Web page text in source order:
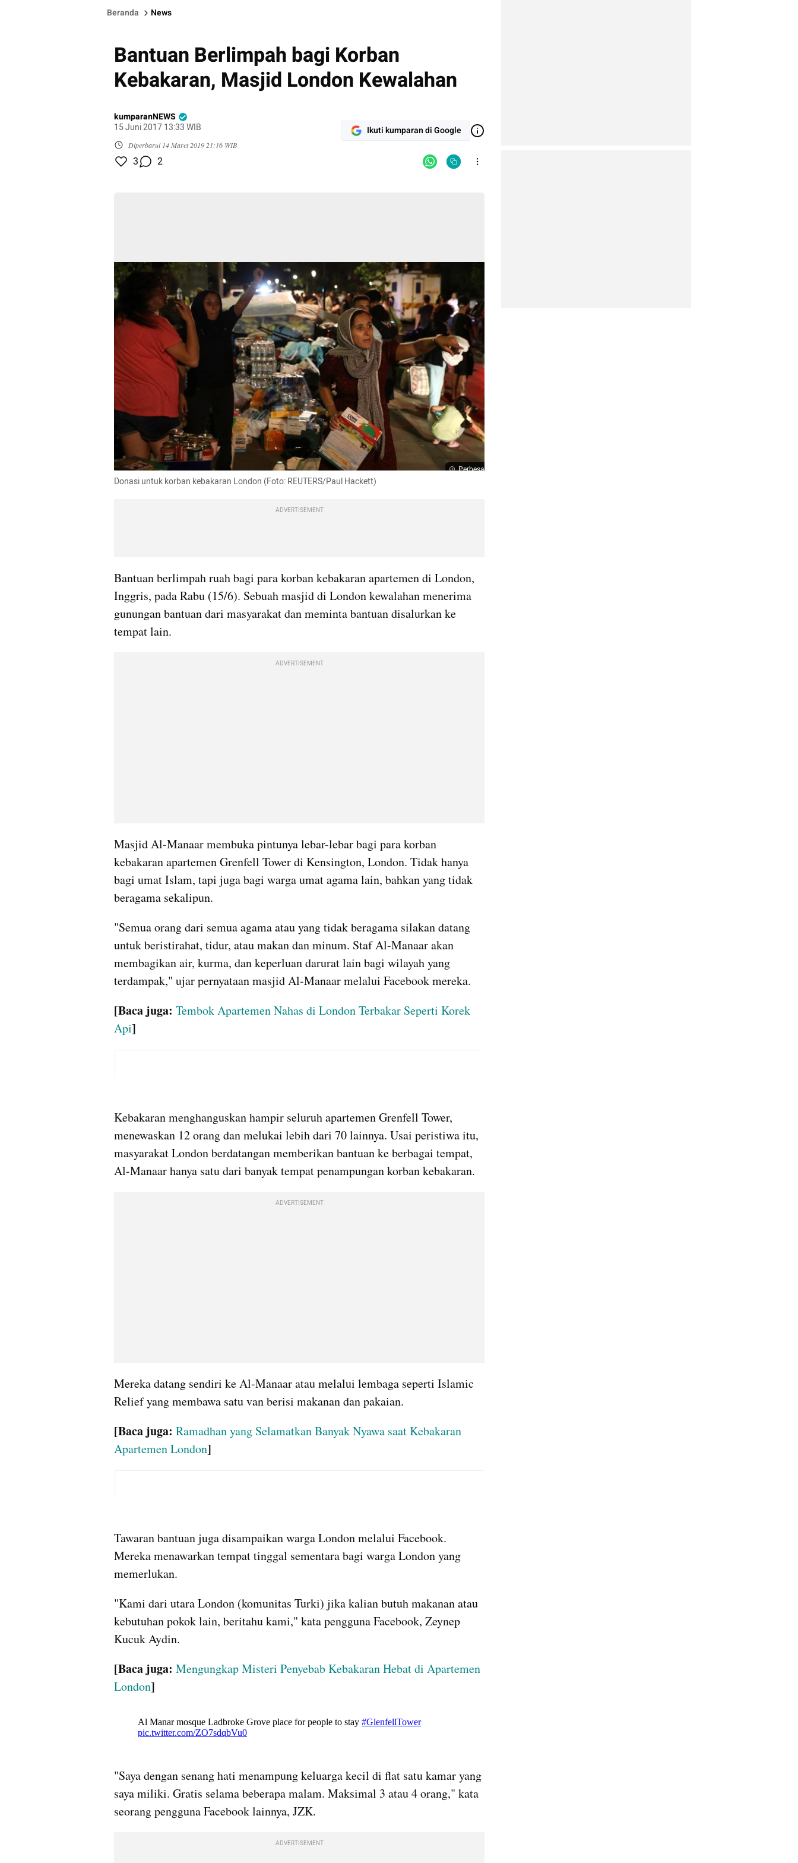
Beranda News
Bantuan Berlimpah bagi Korban
Kebakaran, Masjid London Kewalahan
kumparanNEWS
15 Juni 2017 13:33 WIB
Diperbarui 14 Maret 2019 21:16 WIB
Ikuti kumparan di Google
3 2
Perbesar
Donasi untuk korban kebakaran London (Foto: REUTERS/Paul Hackett)
ADVERTISEMENT
Bantuan berlimpah ruah bagi para korban kebakaran apartemen di London,
Inggris, pada Rabu (15/6). Sebuah masjid di London kewalahan menerima
gunungan bantuan dari masyarakat dan meminta bantuan disalurkan ke
tempat lain.
ADVERTISEMENT
Masjid Al-Manaar membuka pintunya lebar-lebar bagi para korban
kebakaran apartemen Grenfell Tower di Kensington, London. Tidak hanya
bagi umat Islam, tapi juga bagi warga umat agama lain, bahkan yang tidak
beragama sekalipun.
"Semua orang dari semua agama atau yang tidak beragama silakan datang
untuk beristirahat, tidur, atau makan dan minum. Staf Al-Manaar akan
membagikan air, kurma, dan keperluan darurat lain bagi wilayah yang
terdampak," ujar pernyataan masjid Al-Manaar melalui Facebook mereka.
[Baca juga: Tembok Apartemen Nahas di London Terbakar Seperti Korek
Api]
Kebakaran menghanguskan hampir seluruh apartemen Grenfell Tower,
menewaskan 12 orang dan melukai lebih dari 70 lainnya. Usai peristiwa itu,
masyarakat London berdatangan memberikan bantuan ke berbagai tempat,
Al-Manaar hanya satu dari banyak tempat penampungan korban kebakaran.
ADVERTISEMENT
Mereka datang sendiri ke Al-Manaar atau melalui lembaga seperti Islamic
Relief yang membawa satu van berisi makanan dan pakaian.
[Baca juga: Ramadhan yang Selamatkan Banyak Nyawa saat Kebakaran
Apartemen London]
Tawaran bantuan juga disampaikan warga London melalui Facebook.
Mereka menawarkan tempat tinggal sementara bagi warga London yang
memerlukan.
"Kami dari utara London (komunitas Turki) jika kalian butuh makanan atau
kebutuhan pokok lain, beritahu kami," kata pengguna Facebook, Zeynep
Kucuk Aydin.
[Baca juga: Mengungkap Misteri Penyebab Kebakaran Hebat di Apartemen
London]
X post embed
"Saya dengan senang hati menampung keluarga kecil di flat satu kamar yang
saya miliki. Gratis selama beberapa malam. Maksimal 3 atau 4 orang," kata
seorang pengguna Facebook lainnya, JZK.
ADVERTISEMENT